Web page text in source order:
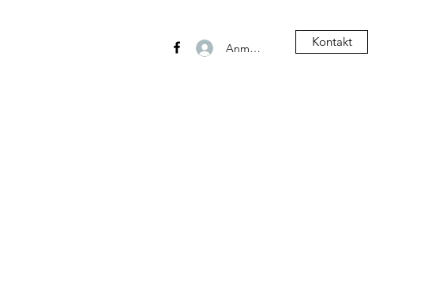
Anmelden Kontakt